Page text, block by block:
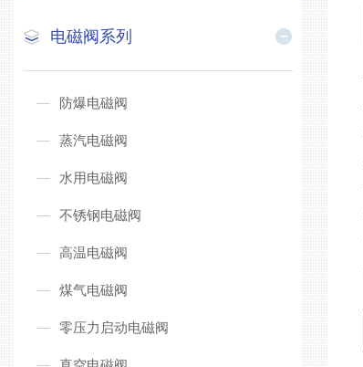
电磁阀系列
防爆电磁阀
蒸汽电磁阀
水用电磁阀
不锈钢电磁阀
高温电磁阀
煤气电磁阀
零压力启动电磁阀